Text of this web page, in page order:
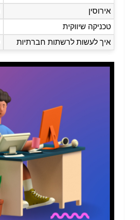
אירוסין
טכניקה שיווקית
איך לעשות לרשתות חברתיות